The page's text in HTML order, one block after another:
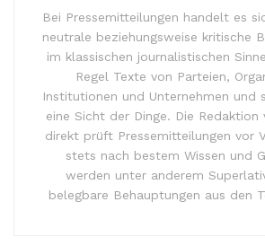
Bei Pressemitteilungen handelt es
neutrale beziehungsweise kritische
im klassischen journalistischen
Regel Texte von Parteien,
Institutionen und Unternehmen und
eine Sicht der Dinge. Die Redaktion
direkt prüft Pressemitteilungen vor
stets nach bestem Wissen und
werden unter anderem
belegbare Behauptungen aus den